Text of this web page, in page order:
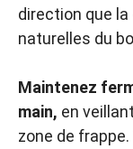
direction que
naturelles du
Maintenez
main, en
zone de frappe.